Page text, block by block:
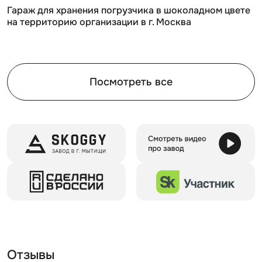
увеличенной шириной:
Гараж для хранения погрузчика в шоколадном цвете
на территорию организации в г. Москва
Посмотреть все
Отзывы